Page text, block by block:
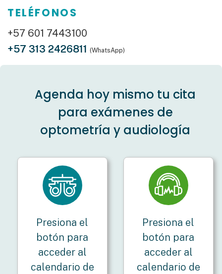
TELÉFONOS
+57 601 7443100
+57 313 2426811 (WhatsApp)
Agenda hoy mismo tu cita
para exámenes de
optometría y audiología
Presiona el
botón para
acceder al
calendario de
Presiona el
botón para
acceder al
calendario de